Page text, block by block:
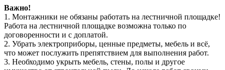
Важно!
1. Монтажники не обязаны работать на лестничной площадке!
Работа на лестничной площадке возможна только по
договоренности и с доплатой.
2. Убрать электроприборы, ценные предметы, мебель и всё,
что может послужить препятствием для выполнения работ.
3. Необходимо укрыть мебель, стены, полы и другое